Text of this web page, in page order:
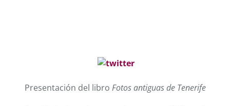
Presentación del libro Fotos antiguas de Tenerife